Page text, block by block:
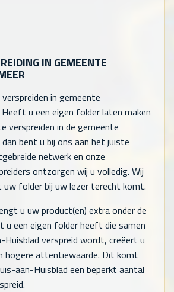
IN GEMEENTE
in gemeente
Heeft u een eigen folder laten maken
verspreiden in de gemeente
bent u bij ons aan het juiste
netwerk en onze
ontzorgen wij u volledig. Wij
uw folder bij uw lezer terecht komt.
u uw product(en) extra onder de
u een eigen folder heeft die samen
verspreid wordt, creëert u
hogere attentiewaarde. Dit komt
aan-Huisblad een beperkt aantal